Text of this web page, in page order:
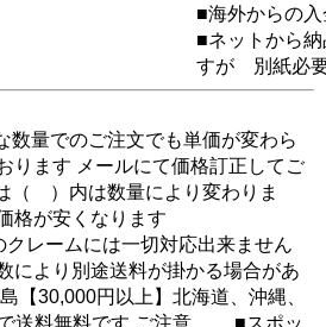
■海外からの
■ネットから
すが 別紙必
数量でのご注文でも単価が変わら
ります メールにて価格訂正してご
（ ）内は数量により変わりま
格が安くなります
レームには一切対応出来ません
より別途送料が掛かる場合があ
【30,000円以上】北海道、沖縄、
で送料無料です ご注意 ■スポッ